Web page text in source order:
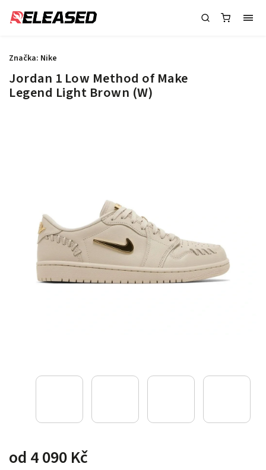
Jordan 1 Low Method of Make
Legend Light Brown (W)
od 4 090 Kč
Značka: Nike